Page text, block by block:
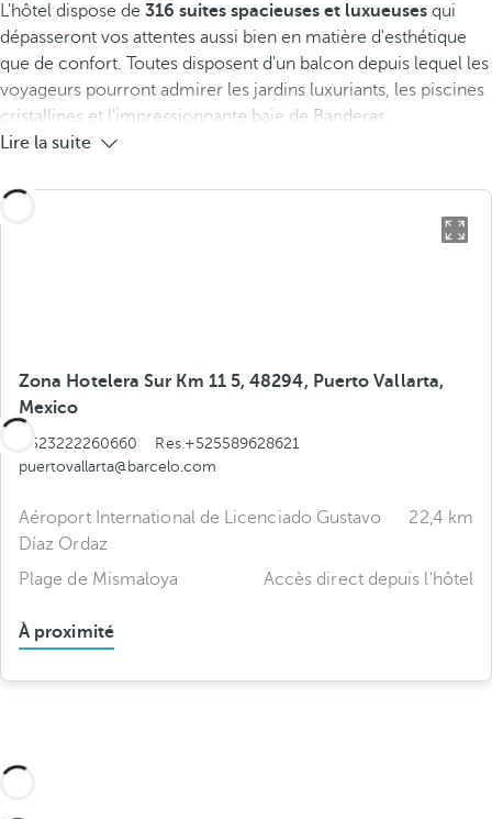
L'hôtel dispose de 316 suites spacieuses et luxueuses qui
dépasseront vos attentes aussi bien en matière d'esthétique
que de confort. Toutes disposent d'un balcon depuis lequel les
voyageurs pourront admirer les jardins luxuriants, les piscines
cristallines et l'impressionnante baie de Banderas.
Lire la suite
Zona Hotelera Sur Km 11 5, 48294, Puerto Vallarta,
Mexico
+523222260660
Res.+525589628621
puertovallarta@barcelo.com
Aéroport International de Licenciado Gustavo
Díaz Ordaz
22,4 km
Plage de Mismaloya Accès direct depuis l'hôtel
À proximité